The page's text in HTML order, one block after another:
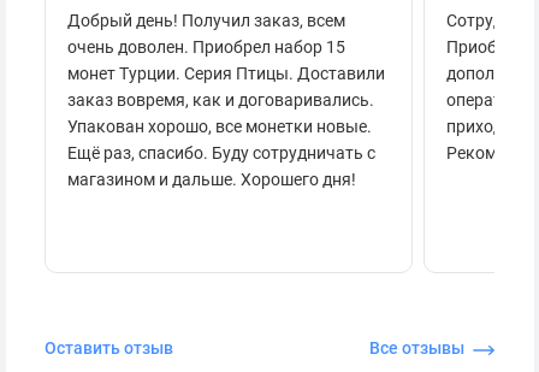
Добрый день! Получил заказ, всем
очень доволен. Приобрел набор 15
монет Турции. Серия Птицы. Доставили
заказ вовремя, как и договаривались.
Упакован хорошо, все монетки новые.
Ещё раз, спасибо. Буду сотрудничать с
магазином и дальше. Хорошего дня!
приходило
Оставить отзыв Все отзывы